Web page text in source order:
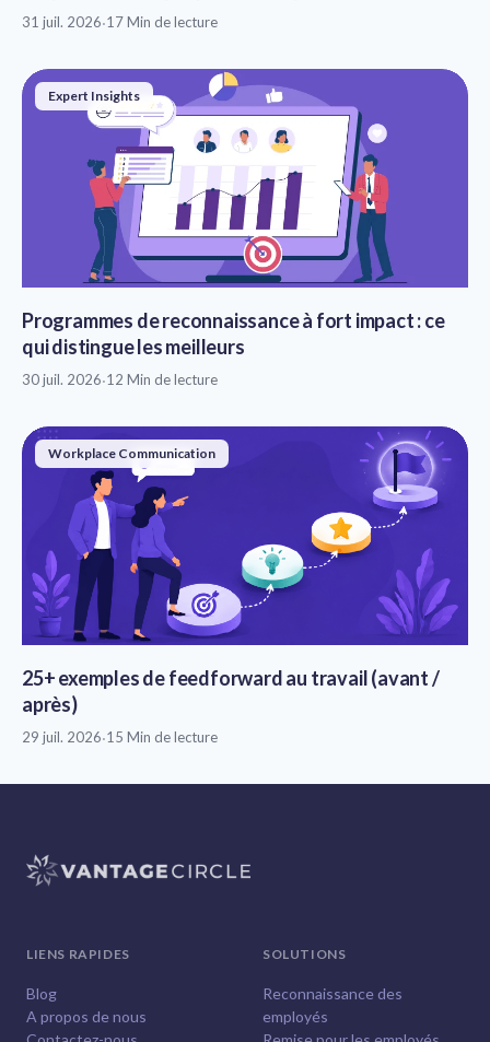
31 juil. 2026·17 Min de lecture
Expert Insights
Programmes de reconnaissance à fort impact : ce
qui distingue les meilleurs
30 juil. 2026·12 Min de lecture
Workplace Communication
25+ exemples de feedforward au travail (avant /
après)
29 juil. 2026·15 Min de lecture
LIENS RAPIDES
Blog
A propos de nous
SOLUTIONS
Reconnaissance des
employés